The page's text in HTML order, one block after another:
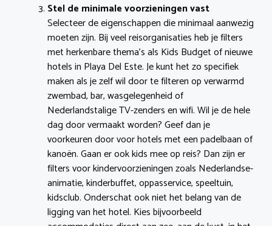
Stel de minimale voorzieningen vast
Selecteer de eigenschappen die minimaal aanwezig
moeten zijn. Bij veel reisorganisaties heb je filters
met herkenbare thema’s als Kids Budget of nieuwe
hotels in Playa Del Este. Je kunt het zo specifiek
maken als je zelf wil door te filteren op verwarmd
zwembad, bar, wasgelegenheid of
Nederlandstalige TV-zenders en wifi. Wil je de hele
dag door vermaakt worden? Geef dan je
voorkeuren door voor hotels met een padelbaan of
kanoën. Gaan er ook kids mee op reis? Dan zijn er
filters voor kindervoorzieningen zoals Nederlandse-
animatie, kinderbuffet, oppasservice, speeltuin,
kidsclub. Onderschat ook niet het belang van de
ligging van het hotel. Kies bijvoorbeeld